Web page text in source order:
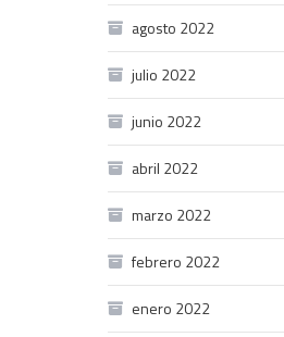
agosto 2022
julio 2022
junio 2022
abril 2022
marzo 2022
febrero 2022
enero 2022